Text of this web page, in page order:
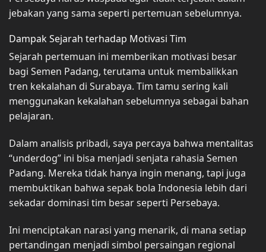
jebakan yang sama seperti pertemuan sebelumnya.
Dampak Sejarah terhadap Motivasi Tim
Sejarah pertemuan ini memberikan motivasi besar
bagi Semen Padang, terutama untuk membalikkan
tren kekalahan di Surabaya. Tim tamu sering kali
menggunakan kekalahan sebelumnya sebagai bahan
pelajaran.
Dalam analisis pribadi, saya percaya bahwa mentalitas
“underdog” ini bisa menjadi senjata rahasia Semen
Padang. Mereka tidak hanya ingin menang, tapi juga
membuktikan bahwa sepak bola Indonesia lebih dari
sekadar dominasi tim besar seperti Persebaya.
Ini menciptakan narasi yang menarik, di mana setiap
pertandingan menjadi simbol persaingan regional